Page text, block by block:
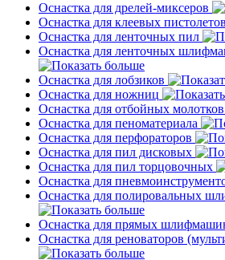
Оснастка для дрелей-миксеров
Оснастка для клеевых пистолетов
Оснастка для ленточных пил
Оснастка для ленточных
Оснастка для лобзиков
Оснастка для ножниц
Оснастка для отбойных молотков
Оснастка для пеноматериала
Оснастка для перфораторов
Оснастка для пил дисковых
Оснастка для пил торцовочных
Оснастка для
Оснастка для полировальных
Оснастка для прямых
Оснастка для реноваторов